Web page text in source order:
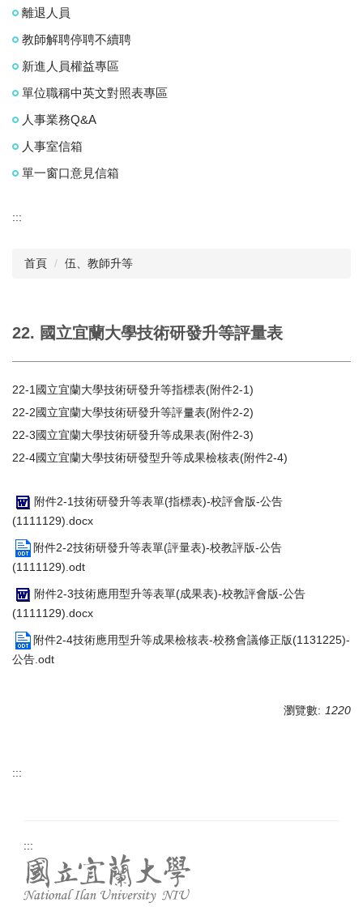
離退人員
教師解聘停聘不續聘
新進人員權益專區
單位職稱中英文對照表專區
人事業務Q&A
人事室信箱
單一窗口意見信箱
:::
首頁 伍、教師升等
22. 國立宜蘭大學技術研發升等評量表
22-1國立宜蘭大學技術研發升等指標表(附件2-1)
22-2國立宜蘭大學技術研發升等評量表(附件2-2)
22-3國立宜蘭大學技術研發升等成果表(附件2-3)
22-4國立宜蘭大學技術研發型升等成果檢核表(附件2-4)
附件2-1技術研發升等表單(指標表)-校評會版-公告
(1111129).docx
附件2-2技術研發升等表單(評量表)-校教評版-公告
(1111129).odt
附件2-3技術應用型升等表單(成果表)-校教評會版-公告
(1111129).docx
附件2-4技術應用型升等成果檢核表-校務會議修正版(1131225)-
公告.odt
瀏覽數: 1220
:::
:::